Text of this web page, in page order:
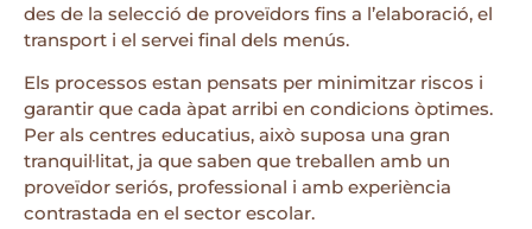
des de la selecció de proveïdors fins a l’elaboració, el
transport i el servei final dels menús.
Els processos estan pensats per minimitzar riscos i
garantir que cada àpat arribi en condicions òptimes.
Per als centres educatius, això suposa una gran
tranquil·litat, ja que saben que treballen amb un
proveïdor seriós, professional i amb experiència
contrastada en el sector escolar.